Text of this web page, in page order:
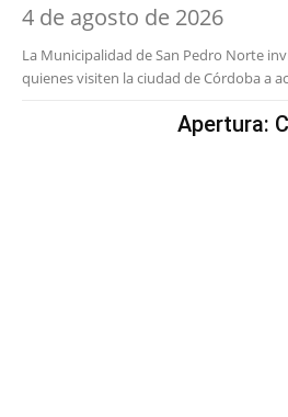
4 de agosto de 2026
La Municipalidad de San Pedro Norte
quienes visiten la ciudad de Córdoba a
Apertura: